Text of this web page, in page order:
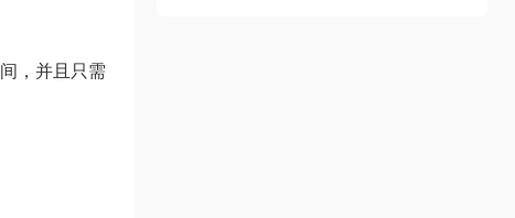
，并且只需